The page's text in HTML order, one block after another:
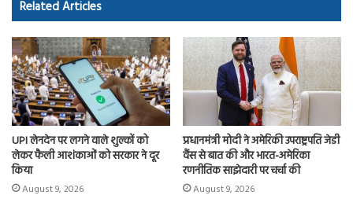
oko
n
Related Articles
UPI लेनदेन पर लगने वाले शुल्कों को
लेकर फैली आशंकाओं को सरकार ने दूर
किया
August 9, 2026
प्रधानमंत्री मोदी ने अमेरिकी उपराष्ट्रपति जेडी
वैंस से बात की और भारत-अमेरिका
रणनीतिक साझेदारी पर चर्चा की
August 9, 2026